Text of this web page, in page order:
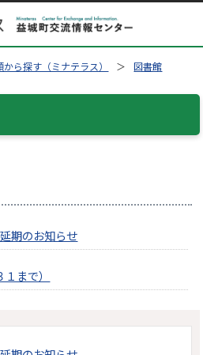
から探す（ミナテラス）
図書館
期のお知らせ
まで）